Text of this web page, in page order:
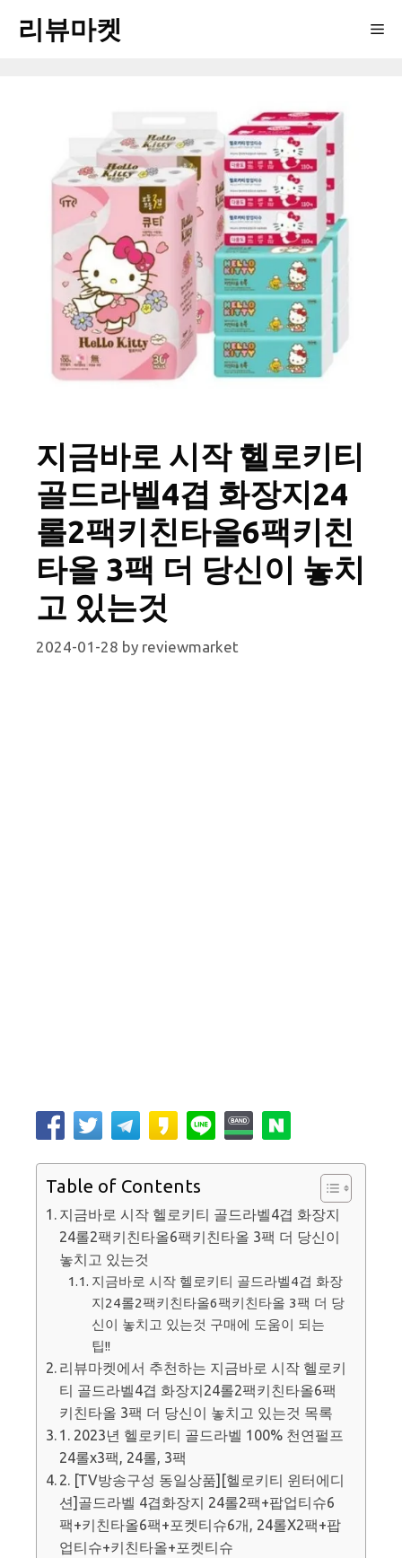
리뷰마켓
지금바로 시작 헬로키티
골드라벨4겹 화장지24
롤2팩키친타올6팩키친
타올 3팩 더 당신이 놓치
고 있는것
2024-01-28 by reviewmarket
Table of Contents
지금바로 시작 헬로키티 골드라벨4겹 화장지
24롤2팩키친타올6팩키친타올 3팩 더 당신이
놓치고 있는것
지금바로 시작 헬로키티 골드라벨4겹 화장
지24롤2팩키친타올6팩키친타올 3팩 더 당
신이 놓치고 있는것 구매에 도움이 되는
팁!!
리뷰마켓에서 추천하는 지금바로 시작 헬로키
티 골드라벨4겹 화장지24롤2팩키친타올6팩
키친타올 3팩 더 당신이 놓치고 있는것 목록
1. 2023년 헬로키티 골드라벨 100% 천연펄프
24롤x3팩, 24롤, 3팩
2. [TV방송구성 동일상품][헬로키티 윈터에디
션]골드라벨 4겹화장지 24롤2팩+팝업티슈6
팩+키친타올6팩+포켓티슈6개, 24롤X2팩+팝
업티슈+키친타올+포켓티슈